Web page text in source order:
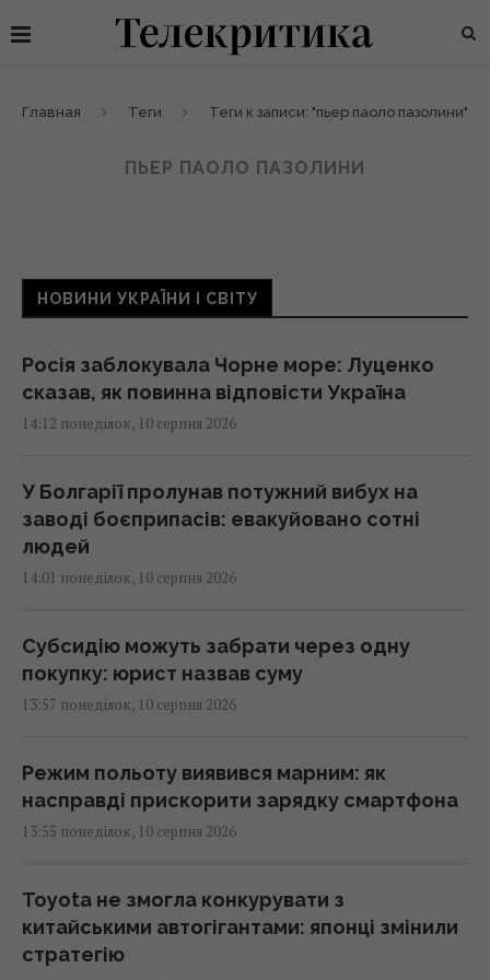
Главная Теги Теги к записи: "пьер паоло пазолини"
ПЬЕР ПАОЛО ПАЗОЛИНИ
НОВИНИ УКРАЇНИ І СВІТУ
Росія заблокувала Чорне море: Луценко
сказав, як повинна відповісти Україна
14:12 понеділок, 10 серпня 2026
У Болгарії пролунав потужний вибух на
заводі боєприпасів: евакуйовано сотні
людей
14:01 понеділок, 10 серпня 2026
Субсидію можуть забрати через одну
покупку: юрист назвав суму
13:57 понеділок, 10 серпня 2026
Режим польоту виявився марним: як
насправді прискорити зарядку смартфона
13:55 понеділок, 10 серпня 2026
Toyota не змогла конкурувати з
китайськими автогігантами: японці змінили
стратегію